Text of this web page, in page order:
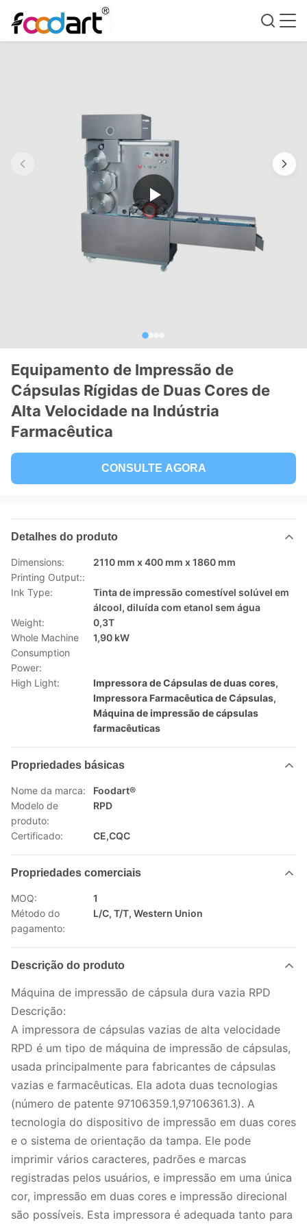
Equipamento de Impressão de
Cápsulas Rígidas de Duas Cores de
Alta Velocidade na Indústria
Farmacêutica
CONSULTE AGORA
Detalhes do produto
Dimensions:
2110 mm x 400 mm x 1860 mm
Printing Output::
Ink Type:
Tinta de impressão comestível solúvel em
álcool, diluída com etanol sem água
Weight:
0,3T
Whole Machine
Consumption
Power:
1,90 kW
High Light: Impressora de Cápsulas de duas cores,
Impressora Farmacêutica de Cápsulas,
Máquina de impressão de cápsulas
farmacêuticas
Propriedades básicas
Nome da marca:
Foodart®
Modelo de
produto:
RPD
Certificado: CE,CQC
Propriedades comerciais
MOQ:
1
Método do
pagamento:
L/C, T/T, Western Union
Descrição do produto
Máquina de impressão de cápsula dura vazia RPD
Descrição:
A impressora de cápsulas vazias de alta velocidade
RPD é um tipo de máquina de impressão de cápsulas,
usada principalmente para fabricantes de cápsulas
vazias e farmacêuticas. Ela adota duas tecnologias
(número de patente 97106359.1,97106361.3). A
tecnologia do dispositivo de impressão em duas cores
e o sistema de orientação da tampa. Ele pode
imprimir vários caracteres, padrões e marcas
registradas pelos usuários, e impressão em uma única
cor, impressão em duas cores e impressão direcional
são possíveis. Esta impressora é adequada tanto para